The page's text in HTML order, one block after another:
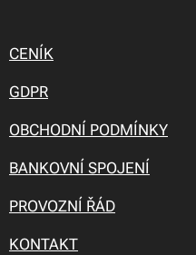
CENÍK
GDPR
OBCHODNÍ PODMÍNKY
BANKOVNÍ SPOJENÍ
PROVOZNÍ ŘÁD
KONTAKT